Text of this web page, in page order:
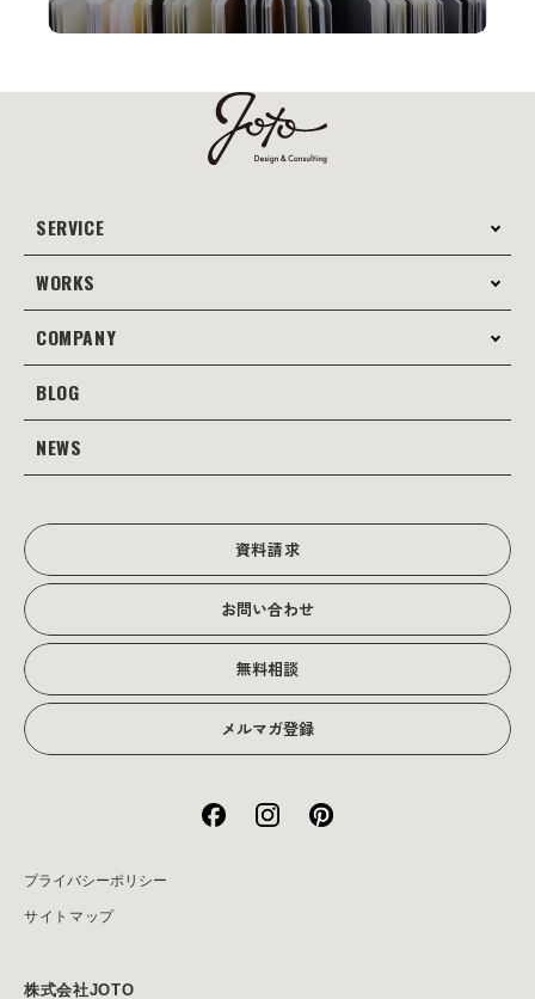
SERVICE
サービス案内
コンサルティング
Webサイト制作
Web広告･SEO対策
WORKS
制作事例
Web
グラフィック
COMPANY
会社案内
当社の強み
理念・経営戦略
会社沿革
BLOG
JOTOブログ
NEWS
資料請求
お問い合わせ
無料相談
メルマガ登録
プライバシーポリシー
サイトマップ
株式会社JOTO